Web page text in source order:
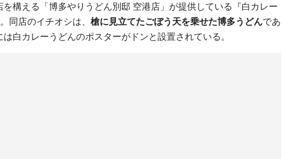
構える「博多やりうどん別邸 空港店」が提供している『白カレー
同店のイチオシは、 槍に見立てたごぼう天を乗せた博多うどんであ
白カレーうどんのポスターがドンと設置されている。